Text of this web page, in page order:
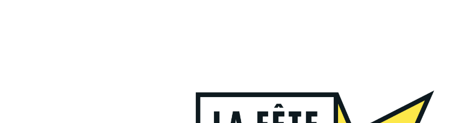
18h : à partir de 13 ans